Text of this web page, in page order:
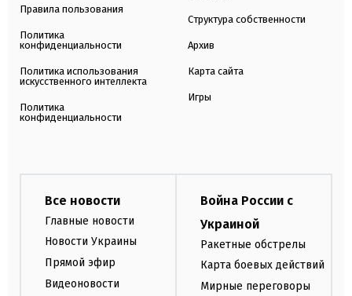
Правила пользования
Политика
конфиденциальности
Политика использования
искусственного интеллекта
Политика
конфиденциальности
Структура собственности
Архив
Карта сайта
Игры
Все новости
Главные новости
Новости Украины
Прямой эфир
Видеоновости
Война России с
Украиной
Ракетные обстрелы
Карта боевых действий
Мирные переговоры